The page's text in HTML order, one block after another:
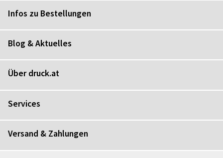
Infos zu Bestellungen
Blog & Aktuelles
Über druck.at
Services
Versand & Zahlungen